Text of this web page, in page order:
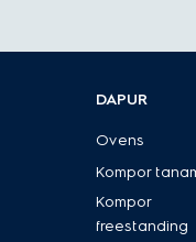
DAPUR
Ovens
Kompor
Kompor
freestanding